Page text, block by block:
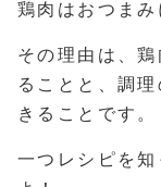
鶏肉はおつまみ
その理由は、鶏
ることと、調
きることです。
一つレシピを